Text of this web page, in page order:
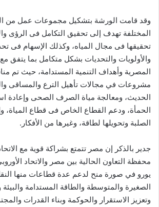
وقد قامت الورشة بتشكيل مجموعات عمل من
المختلفة تهدف إلى تحقيق التكامل فى الرؤى
تحقيقها فى مجال المياه، وكذلك الإسهام فى
والأولويات والتحديات بشكل متكامل بما يتفق مع
المصرية وأهداف التنمية المستدامة، حيث تم
مشروعات في مجالات تأهيل الترع والمساقى
الحديث، ومعالجة مياة الصرف الصحى وإعادة
الحمأة، ودعم القطاع الخاص فى قطاع المياة،
الصلبة وتحويلها لطاقة، وغيرها من الأفكار.
جدير بالذكر إن مصر تتمتع بشراكة قوية مع
يورو في صورة منح لدعم عدة قطاعات منها
الصغيرة والمتوسطة والطاقة المستدامة والبيئة
وتعزيز الاستقرار والحوكمة وبناء القدرات